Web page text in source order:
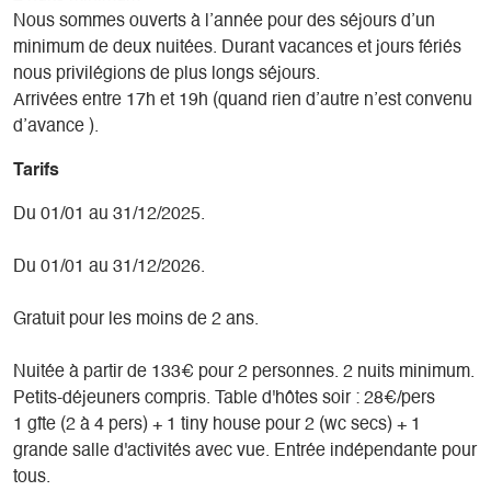
La découverte du Trièves passe ici par le goût et la
simplicité. En soirée, la Table d'Hôtes devient le cœur de
votre expérience : une cuisine qui se décline selon les
richesses du potager et les produits d'une agriculture
biologique et locale. Vous dégusterez du pain au levain, les
pâtes fraîches, l'agneau du village voisin, et les sorbets
C'est une invitation à se nourrir sainement, en phase avec
gourmandise est une histoire de partage et de respect du
ceux qui le souhaitent, parfois terminant en improvisation
Pour explorer les merveilles entre Trièves et Dévoluy – des
sources des Gillardes au Mont Aiguille – la mobilité douce
est de mise. Vous accéderez directement aux sentiers pour
la randonnée ou opterez pour les vélos électriques à
Nous sommes ouverts à l’année pour des séjours d’un
minimum de deux nuitées. Durant vacances et jours fériés
nous privilégions de plus longs séjours.
Arrivées entre 17h et 19h (quand rien d’autre n’est convenu
d’avance ).
Tarifs
Du 01/01 au 31/12/2025.
Du 01/01 au 31/12/2026.
Gratuit pour les moins de 2 ans.
Nuitée à partir de 133€ pour 2 personnes. 2 nuits minimum.
Petits-déjeuners compris. Table d'hôtes soir : 28€/pers
1 gîte (2 à 4 pers) + 1 tiny house pour 2 (wc secs) + 1
grande salle d'activités avec vue. Entrée indépendante pour
tous.